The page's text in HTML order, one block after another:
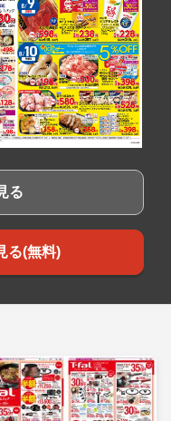
る
る(無料)